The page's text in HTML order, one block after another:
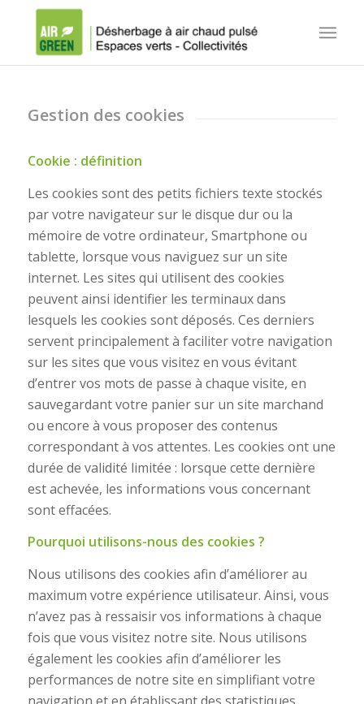
Gestion des cookies
Cookie : définition
Les cookies sont des petits fichiers texte stockés
par votre navigateur sur le disque dur ou la
mémoire de votre ordinateur, Smartphone ou
tablette, lorsque vous naviguez sur un site
internet. Les sites qui utilisent des cookies
peuvent ainsi identifier les terminaux dans
lesquels les cookies sont déposés. Ces derniers
servent principalement à faciliter votre navigation
sur les sites que vous visitez en vous évitant
d’entrer vos mots de passe à chaque visite, en
sauvegardant votre panier sur un site marchand
ou encore à vous proposer des contenus
correspondant à vos attentes. Les cookies ont une
durée de validité limitée : lorsque cette dernière
est achevée, les informations vous concernant
sont effacées.
Pourquoi utilisons-nous des cookies ?
Nous utilisons des cookies afin d’améliorer au
maximum votre expérience utilisateur. Ainsi, vous
n’avez pas à ressaisir vos informations à chaque
fois que vous visitez notre site. Nous utilisons
également les cookies afin d’améliorer les
performances de notre site en simplifiant votre